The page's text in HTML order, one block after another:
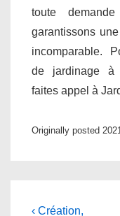
toute
garantissons
incomparable.
de jardinage à
faites appel à
Originally posted
Previous
‹ Création,